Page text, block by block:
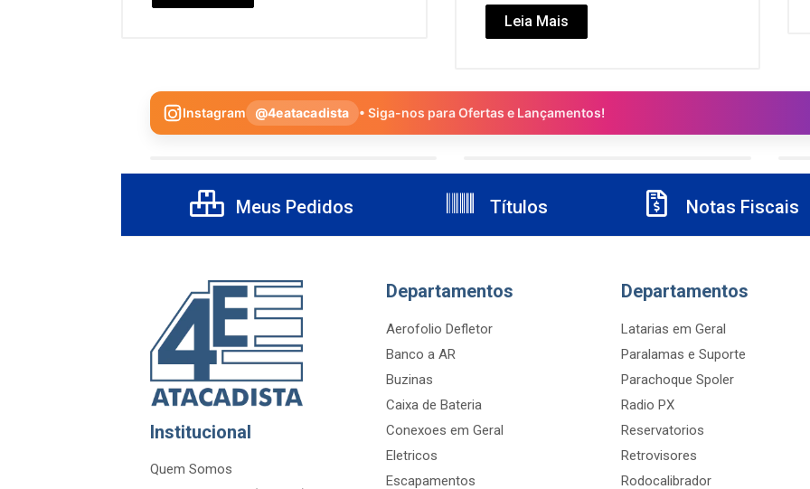
Leia Mais
Instagram @4eatacadista • Siga-nos para Ofertas e Lançamentos!
Meus Pedidos Títulos Notas Fiscais
Institucional
Quem Somos
Departamentos
Aerofolio Defletor
Banco a AR
Buzinas
Caixa de Bateria
Conexoes em Geral
Eletricos
Escapamentos
Departamentos
Latarias em Geral
Paralamas e Suporte
Parachoque Spoler
Radio PX
Reservatorios
Retrovisores
Rodocalibrador